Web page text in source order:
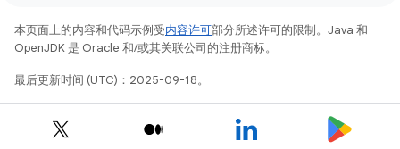
本页面上的内容和代码示例受内容许可部分所述许可的限制。Java 和
OpenJDK 是 Oracle 和/或其关联公司的注册商标。
最后更新时间 (UTC)：2025-09-18。